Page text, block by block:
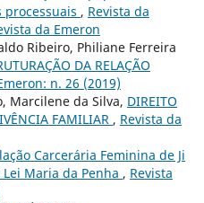
processuais , Revista da
da Emeron
Ribeiro, Philiane Ferreira
DA RELAÇÃO
n. 26 (2019)
Marcilene da Silva, DIREITO
FAMILIAR , Revista da
Carcerária Feminina de Ji
Lei Maria da Penha , Revista